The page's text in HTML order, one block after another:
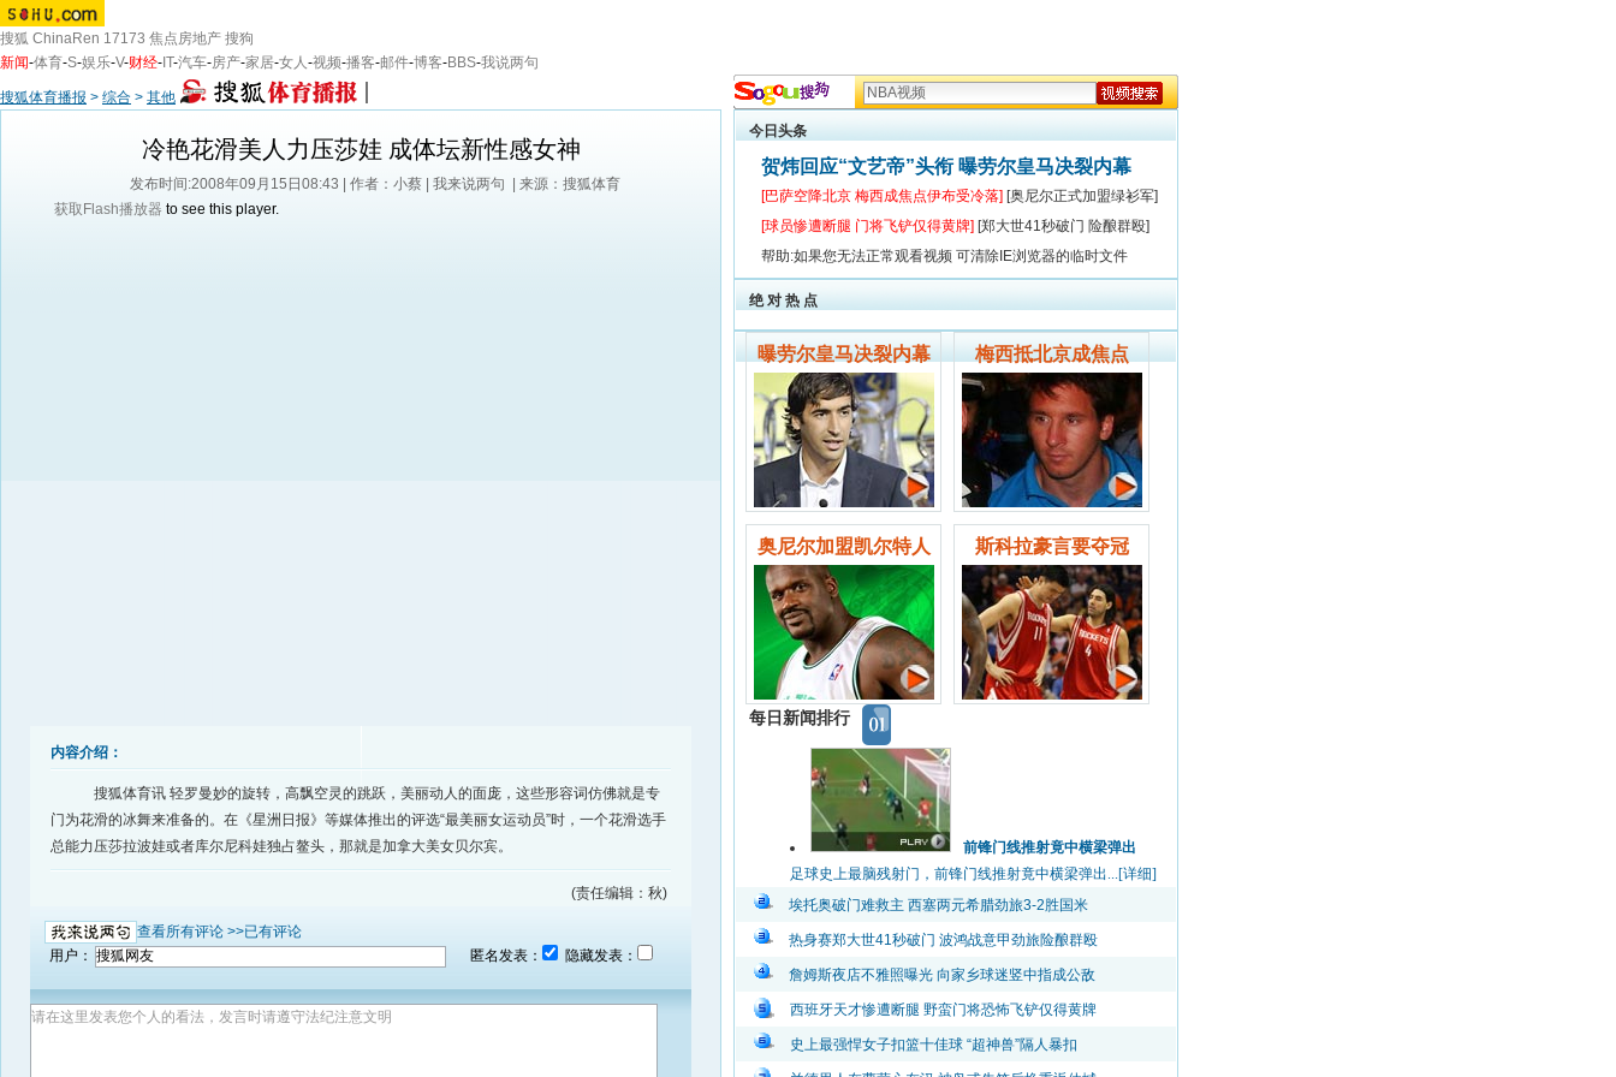
搜狐 ChinaRen 17173 焦点房地产 搜狗
新闻-体育-S-娱乐-V-财经- IT-汽车-房产-家居-女人-视频-播客-邮件-博客-BBS-我说两句
搜狐体育播报 > 综合 > 其他
冷艳花滑美人力压莎娃 成体坛新性感女神
发布时间:2008年09月15日08:43 | 作者：小蔡 | 我来说两句
| 来源：搜狐体育
获取Flash播放器 to see this player.
内容介绍：
搜狐体育讯 轻罗曼妙的旋转，高飘空灵的跳跃，美丽动人的面庞，这些形容词仿佛就是专
门为花滑的冰舞来准备的。在《星洲日报》等媒体推出的评选“最美丽女运动员”时，一个花滑选手
总能力压莎拉波娃或者库尔尼科娃独占鳌头，那就是加拿大美女贝尔宾。
(责任编辑：秋)
查看所有评论 >>已有评论
用户：
匿名发表： 隐藏发表：
今日头条
贺炜回应“文艺帝”头衔 曝劳尔皇马决裂内幕
[巴萨空降北京 梅西成焦点伊布受冷落] [奥尼尔正式加盟绿衫军]
[球员惨遭断腿 门将飞铲仅得黄牌] [郑大世41秒破门 险酿群殴]
帮助:如果您无法正常观看视频 可清除IE浏览器的临时文件
绝 对 热 点
曝劳尔皇马决裂内幕 梅西抵北京成焦点
奥尼尔加盟凯尔特人 斯科拉豪言要夺冠
每日新闻排行
前锋门线推射竟中横梁弹出
足球史上最脑残射门，前锋门线推射竟中横梁弹出...[详细]
埃托奥破门难救主 西塞两元希腊劲旅3-2胜国米
热身赛郑大世41秒破门 波鸿战意甲劲旅险酿群殴
詹姆斯夜店不雅照曝光 向家乡球迷竖中指成公敌
西班牙天才惨遭断腿 野蛮门将恐怖飞铲仅得黄牌
史上最强悍女子扣篮十佳球 “超神兽”隔人暴扣